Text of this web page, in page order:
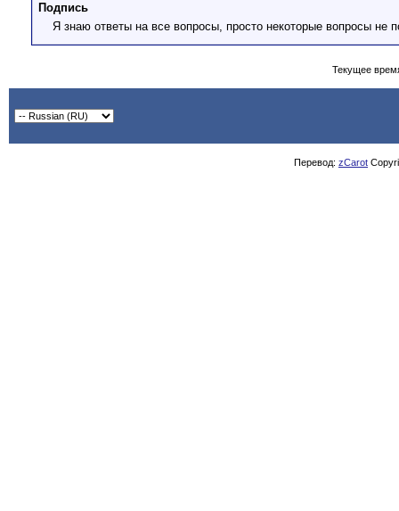
Подпись
Я знаю ответы на все вопросы, просто некоторые вопросы не
Текущее
Перевод: zCarot